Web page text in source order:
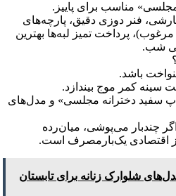
مناسب برای پاییز.
فنر دوزی دقیق، پارچه‌های
پرداخت تمیز لبه‌ها بهترین
شب.
باشد.
سینه کمر موج بیندازد.
سفید دخترانه مجلسی» و مدل‌های
اگر چندبار می‌پوشی، میان‌رده
اقتصادی یک‌بارمصرف است.
شلوارک زنانه برای تابستان